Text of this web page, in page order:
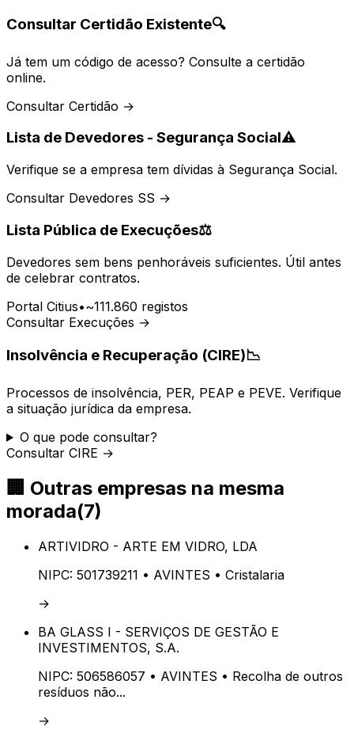
Consultar Certidão Existente🔍
Já tem um código de acesso? Consulte a certidão
online.
Consultar Certidão →
Lista de Devedores - Segurança Social⚠️
Verifique se a empresa tem dívidas à Segurança Social.
Consultar Devedores SS →
Lista Pública de Execuções⚖️
Devedores sem bens penhoráveis suficientes. Útil antes
de celebrar contratos.
Portal Citius•~111.860 registos
Consultar Execuções →
Insolvência e Recuperação (CIRE)📉
Processos de insolvência, PER, PEAP e PEVE. Verifique
a situação jurídica da empresa.
O que pode consultar?
Consultar CIRE →
🏢 Outras empresas na mesma
morada(7)
ARTIVIDRO - ARTE EM VIDRO, LDA
NIPC: 501739211 • AVINTES • Cristalaria
→
BA GLASS I - SERVIÇOS DE GESTÃO E
INVESTIMENTOS, S.A.
NIPC: 506586057 • AVINTES • Recolha de outros
resíduos não...
→